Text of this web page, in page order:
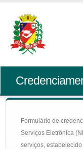
Formulário de
Serviços Eletrônica
serviços,